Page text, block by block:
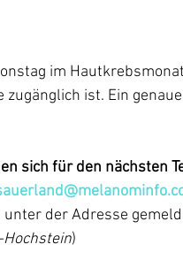
im
ist. Ein
sich für den nächsten
unter der Adresse
)